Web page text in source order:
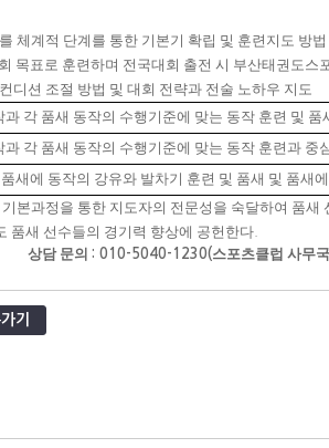
체계적 단계를 통한 기본기 확립 및 훈련지도 방
목표로 훈련하며 전국대회 출전 시 부산태권도스
디션 조절 방법 및 대회 전략과 전술 노하우 지도
과 각 품새 동작의 수행기준에 맞는 동작 훈련 및 품
과 각 품새 동작의 수행기준에 맞는 동작 훈련과 중
품새에 동작의 강유와 발차기 훈련 및 품새 및 품새
본과정을 통한 지도자의 전문성을 숙달하여 품새
품새 선수들의 경기력 향상에 공헌한다
상담 문의 : 010-5040-1230(스포츠클럽 사무
기